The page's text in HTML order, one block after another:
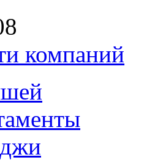
компаний